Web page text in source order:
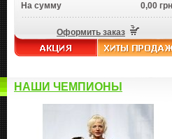
На сумму 0,00
Оформить заказ
НАШИ ЧЕМПИОНЫ